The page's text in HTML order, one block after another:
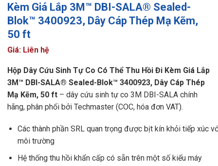
Kèm Giá Lắp 3M™ DBI-SALA® Sealed-
Blok™ 3400923, Dây Cáp Thép Mạ Kẽm,
50 ft
Giá: Liên hệ
Hộp Dây Cứu Sinh Tự Co Có Thể Thu Hồi Đi Kèm Giá Lắp
3M™ DBI-SALA® Sealed-Blok™ 3400923, Dây Cáp Thép
Mạ Kẽm, 50 ft – dây cứu sinh tự co 3M DBI-SALA chính
hãng, phân phối bởi Techmaster (COC, hóa đơn VAT).
Các thành phần SRL quan trọng được bịt kín khỏi tiếp xúc
môi trường
Hệ thống thu hồi khẩn cấp có sẵn trên một số kiểu máy